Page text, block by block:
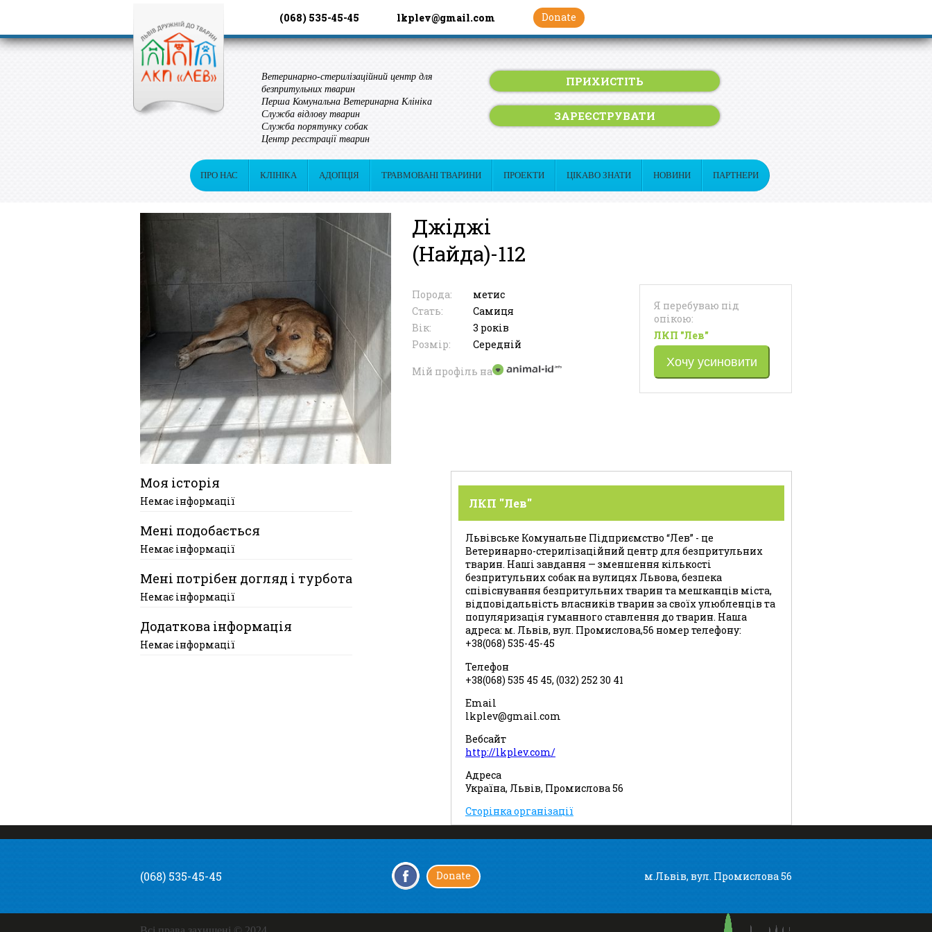
(068) 535-45-45 lkplev@gmail.com Donate
Ветеринарно-стерилізаційний центр для
безпритульних тварин
Перша Комунальна Ветеринарна Клініка
Служба відлову тварин
Служба порятунку собак
Центр реєстрації тварин
ПРИХИСТІТЬ
ЗАРЕЄСТРУВАТИ
ПРО НАС КЛІНІКА АДОПЦІЯ ТРАВМОВАНІ ТВАРИНИ ПРОЕКТИ ЦІКАВО ЗНАТИ НОВИНИ ПАРТНЕРИ
Джіджі
(Найда)-112
Порода:
Стать:
Вік:
Розмір:
метис
Самиця
3 років
Середній
Мій профіль на
Я перебуваю під
опікою:
ЛКП "Лев"
Хочу усиновити
Моя історія
Немає інформації
Мені подобається
Немає інформації
Мені потрібен догляд і турбота
Немає інформації
Додаткова інформація
Немає інформації
ЛКП "Лев"
Львівське Комунальне Підприємство “Лев” - це
Ветеринарно-стерилізаційний центр для безпритульних
тварин. Наші завдання — зменшення кількості
безпритульних собак на вулицях Львова, безпека
співіснування безпритульних тварин та мешканців міста,
відповідальність власників тварин за своїх улюбленців та
популяризація гуманного ставлення до тварин. Наша
адреса: м. Львів, вул. Промислова,56 номер телефону:
+38(068) 535-45-45
Телефон
+38(068) 535 45 45, (032) 252 30 41
Email
lkplev@gmail.com
Вебсайт
http://lkplev.com/
Адреса
Україна, Львів, Промислова 56
Сторінка організації
(068) 535-45-45 Donate м.Львів, вул. Промислова 56